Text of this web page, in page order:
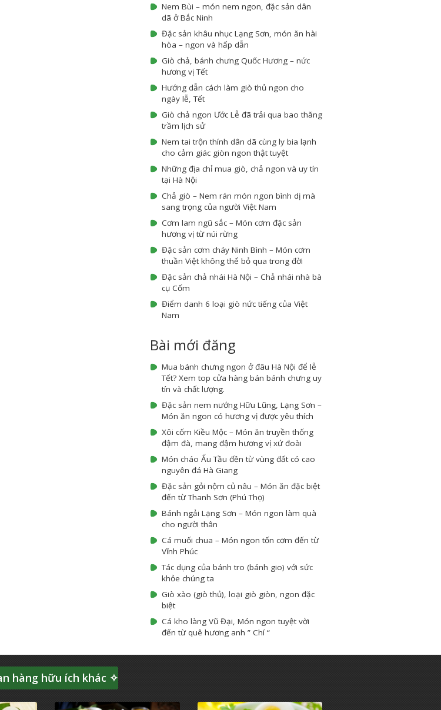
Nem Bùi – món nem ngon, đặc sản dân
dã ở Bắc Ninh
Đặc sản khâu nhục Lạng Sơn, món ăn hài
hòa – ngon và hấp dẫn
Giò chả, bánh chưng Quốc Hương – nức
hương vị Tết
Hướng dẫn cách làm giò thủ ngon cho
ngày lễ, Tết
Giò chả ngon Ước Lễ đã trải qua bao thăng
trầm lịch sử
Nem tai trộn thính dân dã cùng ly bia lạnh
cho cảm giác giòn ngon thật tuyệt
Những địa chỉ mua giò, chả ngon và uy tín
tại Hà Nội
Chả giò – Nem rán món ngon bình dị mà
sang trọng của người Việt Nam
Cơm lam ngũ sắc – Món cơm đặc sản
hương vị từ núi rừng
Đặc sản cơm cháy Ninh Bình – Món cơm
thuần Việt không thể bỏ qua trong đời
Đặc sản chả nhái Hà Nội – Chả nhái nhà bà
cụ Cốm
Điểm danh 6 loại giò nức tiếng của Việt
Nam
Bài mới đăng
Mua bánh chưng ngon ở đâu Hà Nội để lễ
Tết? Xem top cửa hàng bán bánh chưng uy
tín và chất lượng.
Đặc sản nem nướng Hữu Lũng, Lạng Sơn –
Món ăn ngon có hương vị được yêu thích
Xôi cốm Kiều Mộc – Món ăn truyền thống
đậm đà, mang đậm hương vị xứ đoài
Món cháo Ấu Tầu đền từ vùng đất có cao
nguyên đá Hà Giang
Đặc sản gỏi nộm củ nâu – Món ăn đặc biệt
đến từ Thanh Sơn (Phú Thọ)
Bánh ngải Lạng Sơn – Món ngon làm quà
cho người thân
Cá muối chua – Món ngon tốn cơm đến từ
Vĩnh Phúc
Tác dụng của bánh tro (bánh gio) với sức
khỏe chúng ta
Giò xào (giò thủ), loại giò giòn, ngon đặc
biệt
Cá kho làng Vũ Đại, Món ngon tuyệt vời
đến từ quê hương anh ” Chí “
hàng hữu ích khác ✧